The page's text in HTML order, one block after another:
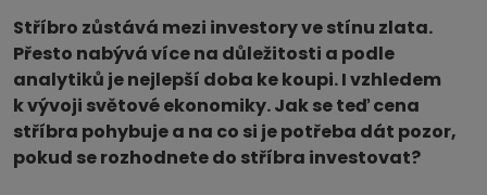
Stříbro zůstává mezi investory ve stínu zlata.
Přesto nabývá více na důležitosti a podle
analytiků je nejlepší doba ke koupi. I vzhledem
k vývoji světové ekonomiky. Jak se teď cena
stříbra pohybuje a na co si je potřeba dát pozor,
pokud se rozhodnete do stříbra investovat?